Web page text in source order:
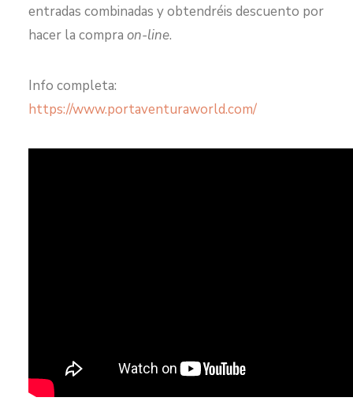
entradas combinadas y obtendréis descuento por
hacer la compra on-line.
Info completa:
https://www.portaventuraworld.com/